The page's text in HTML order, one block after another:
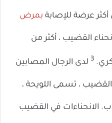
عرضة للإصابة بمرض
القضيب ، أكثر من
3 لدى الرجال المصابين
، تسمى اللويحة ،
الانحناءات في القضيب